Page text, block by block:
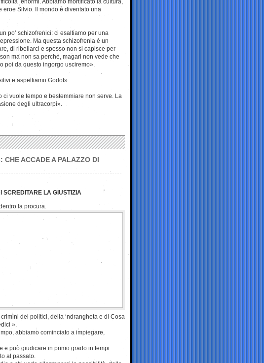
enormi. Abbiamo mortificato la cultura,
eroe Silvio. Il mondo è diventato una
po’ schizofrenici: ci esaltiamo per una
Ma questa schizofrenia è un
di ribellarci e spesso non si capisce per
ma non sa perchè, magari non vede che
poi da questo ingorgo usciremo».
e aspettiamo Godot».
vuole tempo e bestemmiare non serve. La
degli ultracorpi».
CHE ACCADE A PALAZZO DI
SCREDITARE LA GIUSTIZIA
la procura.
dei politici, della ‘ndrangheta e di Cosa
».
abbiamo cominciato a impiegare,
e può giudicare in primo grado in tempi
al passato.